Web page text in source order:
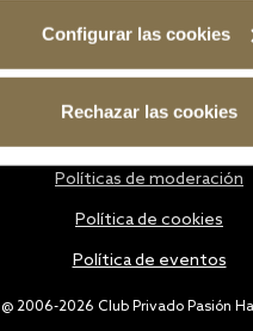
Configurar las cookies
Rechazar las cookies
@ 2006-2026 Club Privado Pasión
Políticas de moderación
Política de cookies
Política de eventos